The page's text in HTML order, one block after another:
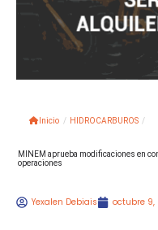
Inicio / HIDROCARBUROS /
MINEM aprueba modificaciones en
operaciones
Yexalen Debiais octubre 9,